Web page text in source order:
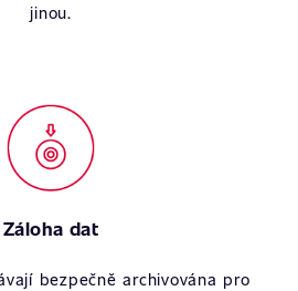
jinou.
Záloha dat
bezpečně archivována pro